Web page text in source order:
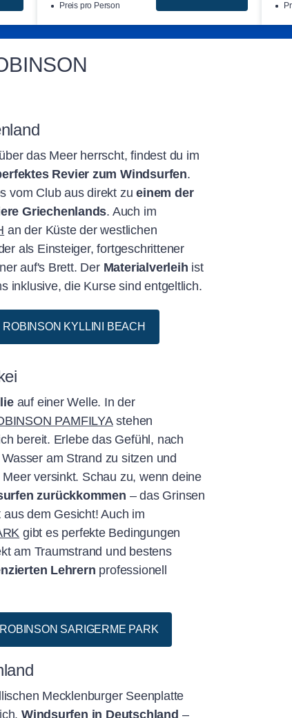
Preis pro Person
das Meer herrscht, findest du im
Revier zum Windsurfen.
vom Club aus direkt zueinem der
Griechenlands. Auch im
an der Küste der westlichen
als Einsteiger, fortgeschrittener
auf's Brett. Der Materialverleih ist
inklusive, die Kurse sind entgeltlich.
ROBINSON KYLLINI BEACH
auf einer Welle. In der
PAMFILYAstehen
bereit. Erlebe das Gefühl, nach
am Strand zu sitzen und
versinkt. Schau zu, wenn deine
zurückkommen – das Grinsen
dem Gesicht! Auch im
gibt es perfekte Bedingungen
am Traumstrand und bestens
Lehrern professionell
ROBINSON SARIGERME PARK
Mecklenburger Seenplatte
Windsurfen in Deutschland –